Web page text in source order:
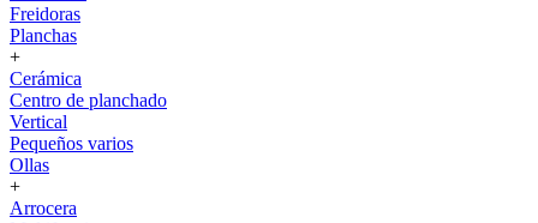
Freidoras
Planchas
+
Cerámica
Centro de planchado
Vertical
Pequeños varios
Ollas
+
Arrocera